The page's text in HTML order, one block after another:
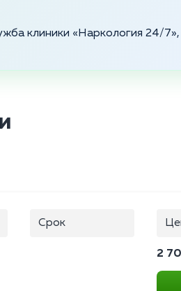
клиники «Наркология 24/
Срок
2